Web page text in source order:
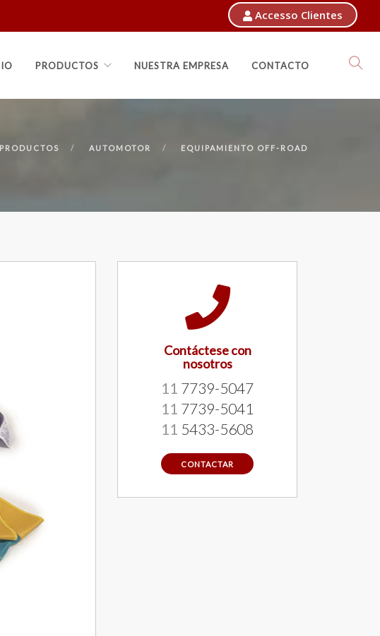
Accesso Clientes
PRODUCTOS NUESTRA EMPRESA CONTACTO
PRODUCTOS AUTOMOTOR EQUIPAMIENTO OFF-ROAD
Contáctese con
nosotros
11 7739-5047
11 7739-5041
11 5433-5608
CONTACTAR